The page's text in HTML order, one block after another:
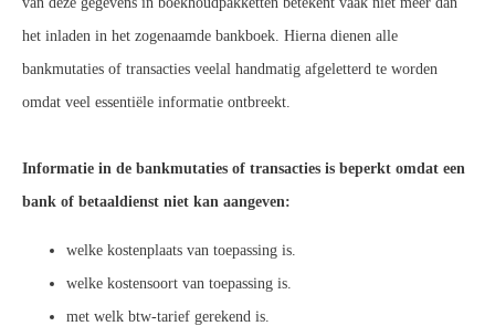
het inladen in het zogenaamde bankboek. Hierna dienen alle
bankmutaties of transacties veelal handmatig afgeletterd te worden
omdat veel essentiële informatie ontbreekt.
Informatie in de bankmutaties of transacties is beperkt omdat een
bank of betaaldienst niet kan aangeven:
welke kostenplaats van toepassing is.
welke kostensoort van toepassing is.
met welk btw-tarief gerekend is.